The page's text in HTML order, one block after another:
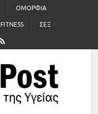
ΟΜΟΡΦΙΆ
FITNESS ΣΈΞ